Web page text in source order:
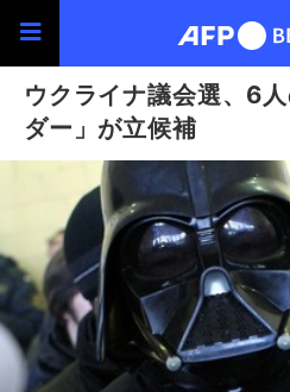
ウクライナ議会選、6
ダー」が立候補